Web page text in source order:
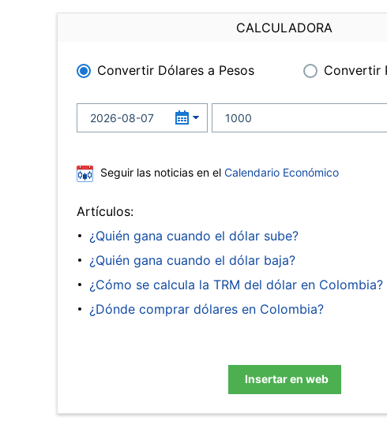
CALCULADORA
Convertir Dólares a Pesos Convertir
Seguir las noticias en el Calendario Económico
Artículos:
¿Quién gana cuando el dólar sube?
¿Quién gana cuando el dólar baja?
¿Cómo se calcula la TRM del dólar en Colombia?
¿Dónde comprar dólares en Colombia?
Insertar en web